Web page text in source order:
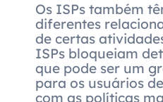
Os ISPs também
diferentes
de certas
ISPs bloqueiam
que pode ser um
para os usuários
com as políticas